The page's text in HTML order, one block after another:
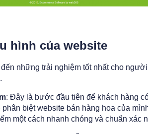
hình của website
những trải nghiệm tốt nhất cho
: Đây là bước đầu tiên để khách hàng
phân biệt website bán hàng hoa của
một cách nhanh chóng và chuẩn xác